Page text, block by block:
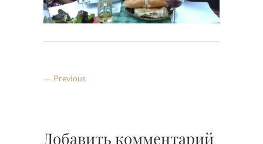
← Previous
Добавить комментарий